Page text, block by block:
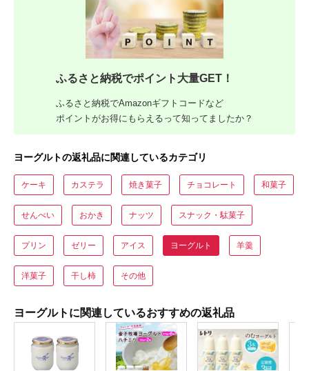
ふるさと納税でポイント大量GET！
ふるさと納税でAmazonギフトコードなど
ポイントがお得にもらえるって知ってましたか？
ヨーグルトの返礼品に関連しているカテゴリ
ケーキ カステラ 焼き菓子 チョコレート 和菓子
せんべい おかき ナッツ スナック・駄菓子
プリン ゼリー アイス ヨーグルト 羊羹
洋菓子 干し柿 その他
ヨーグルトに関連しているおすすめの返礼品